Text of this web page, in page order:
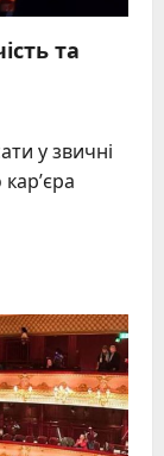
та
у звичні